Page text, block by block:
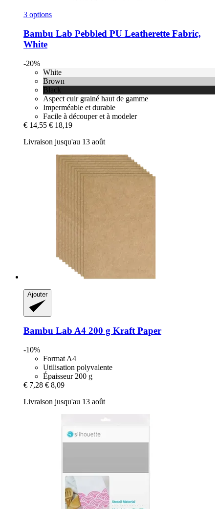
3 options
Bambu Lab Pebbled PU Leatherette Fabric,
White
-20%
White
Brown
Black
Aspect cuir grainé haut de gamme
Imperméable et durable
Facile à découper et à modeler
€ 14,55 € 18,19
Livraison jusqu'au 13 août
Ajouter
Bambu Lab A4 200 g Kraft Paper
-10%
Format A4
Utilisation polyvalente
Épaisseur 200 g
€ 7,28 € 8,09
Livraison jusqu'au 13 août